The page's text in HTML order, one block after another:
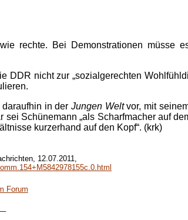
rechte. Bei Demonstrationen müsse
nicht zur „sozialgerechten
daraufhin in derJungen Weltvor, mit
Schünemann „als Scharfmacher auf
kurzerhand auf den Kopf“. (krk)
12.07.2011,
Forum